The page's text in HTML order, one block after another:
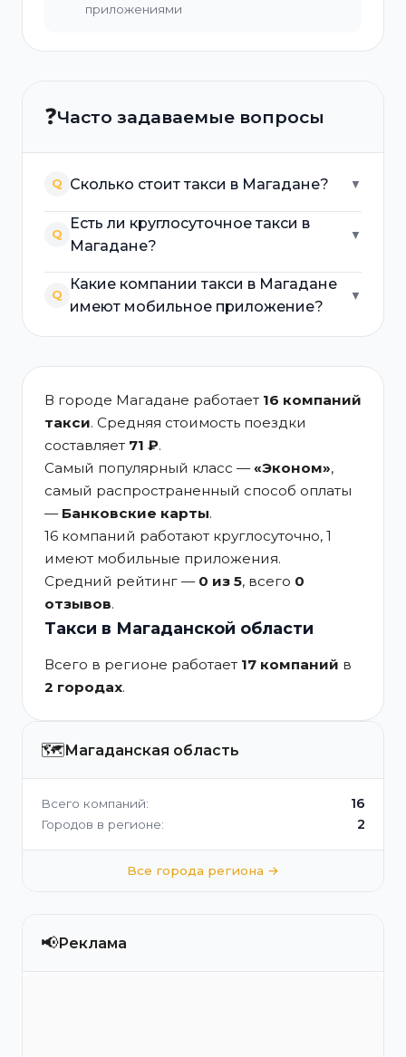
приложениями
❓Часто задаваемые вопросы
Q Сколько стоит такси в Магадане? ▼
Q
Есть ли круглосуточное такси в
Магадане?
▼
Q
Какие компании такси в Магадане
имеют мобильное приложение?
▼
В городе Магадане работает 16 компаний
такси. Средняя стоимость поездки
составляет 71 ₽.
Самый популярный класс —«Эконом»,
самый распространенный способ оплаты
— Банковские карты.
16 компаний работают круглосуточно, 1
имеют мобильные приложения.
Средний рейтинг — 0 из 5, всего 0
отзывов.
Такси в Магаданской области
Всего в регионе работает 17 компаний в
2 городах.
🗺️Магаданская область
Всего компаний: 16
Городов в регионе: 2
Все города региона →
📢Реклама